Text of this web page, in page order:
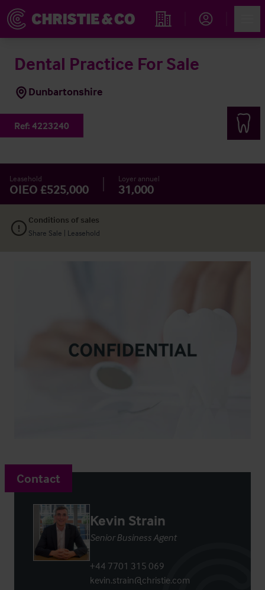
Rechercher un hôtel
Dental Practice For Sale
Dunbartonshire
Ref: 4223240
Leasehold
OIEO £525,000
Loyer annuel
31,000
Conditions of sales
Share Sale | Leasehold
Contact
Kevin Strain
Senior Business Agent
+44 7701 315 069
kevin.strain@christie.com